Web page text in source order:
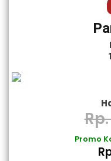
Promo